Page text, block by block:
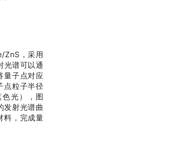
ZnS，采用
光谱可以通
量子点对应
点粒子半径
光），图
发射光谱曲
料，完成量